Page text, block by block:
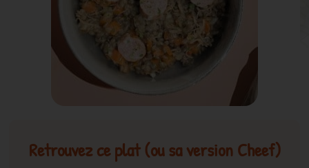
Retrouvez ce plat (ou sa version Cheef)